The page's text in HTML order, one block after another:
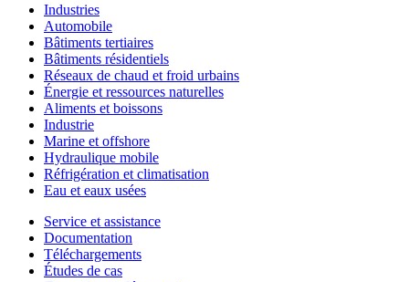
Industries
Automobile
Bâtiments tertiaires
Bâtiments résidentiels
Réseaux de chaud et froid urbains
Énergie et ressources naturelles
Aliments et boissons
Industrie
Marine et offshore
Hydraulique mobile
Réfrigération et climatisation
Eau et eaux usées
Service et assistance
Documentation
Téléchargements
Études de cas